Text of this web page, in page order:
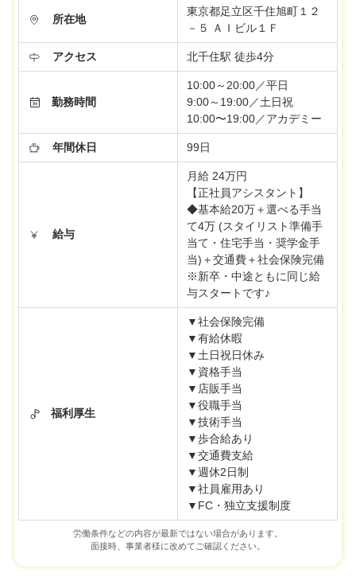
所在地
東京都足立区千住旭町１２
－５ ＡＩビル１Ｆ
アクセス 北千住駅 徒歩4分
勤務時間
10:00～20:00／平日
9:00～19:00／土日祝
10:00〜19:00／アカデミー
年間休日 99日
給与
月給 24万円
【正社員アシスタント】
◆基本給20万＋選べる手当
て4万 (スタイリスト準備手
当て・住宅手当・奨学金手
当)＋交通費＋社会保険完備
※新卒・中途ともに同じ給
与スタートです♪
福利厚生
▼社会保険完備
▼有給休暇
▼土日祝日休み
▼資格手当
▼店販手当
▼役職手当
▼技術手当
▼歩合給あり
▼交通費支給
▼週休2日制
▼社員雇用あり
▼FC・独立支援制度
労働条件などの内容が最新ではない場合があります。
面接時、事業者様に改めてご確認ください。